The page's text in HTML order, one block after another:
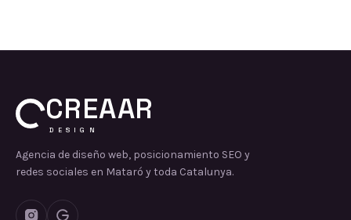
CREAAR
DESIGN
Agencia de diseño web, posicionamiento SEO y
redes sociales en Mataró y toda Catalunya.